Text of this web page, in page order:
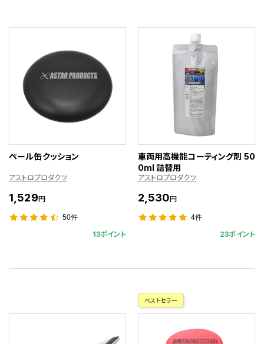
ペール缶クッション
アストロプロダクツ
1,529円
50件
13ポイント
車両用高機能コーティング剤 50
0ml 詰替用
アストロプロダクツ
2,530円
4件
23ポイント
ベストセラー